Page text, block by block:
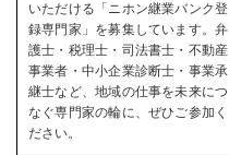
いただける「ニホン継業バンク登
録専門家」を募集しています。弁
護士・税理士・司法書士・不動産
事業者・中小企業診断士・事業承
継士など、地域の仕事を未来につ
なぐ専門家の輪に、ぜひご参加く
ださい。